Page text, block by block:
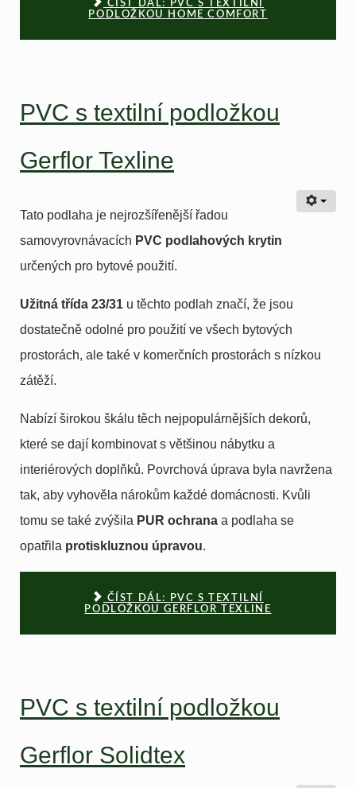
ČÍST DÁL: PVC S TEXTILNÍ
PODLOŽKOU HOME COMFORT
PVC s textilní podložkou
Gerflor Texline
Tato podlaha je nejrozšířenější řadou
samovyrovnávacích PVC podlahových krytin
určených pro bytové použití.
Užitná třída 23/31 u těchto podlah značí, že jsou
dostatečně odolné pro použití ve všech bytových
prostorách, ale také v komerčních prostorách s nízkou
zátěží.
Nabízí širokou škálu těch nejpopulárnějších dekorů,
které se dají kombinovat s většinou nábytku a
interiérových doplňků. Povrchová úprava byla navržena
tak, aby vyhověla nárokům každé domácnosti. Kvůli
tomu se také zvýšila PUR ochrana a podlaha se
opatřila protiskluznou úpravou.
ČÍST DÁL: PVC S TEXTILNÍ
PODLOŽKOU GERFLOR TEXLINE
PVC s textilní podložkou
Gerflor Solidtex